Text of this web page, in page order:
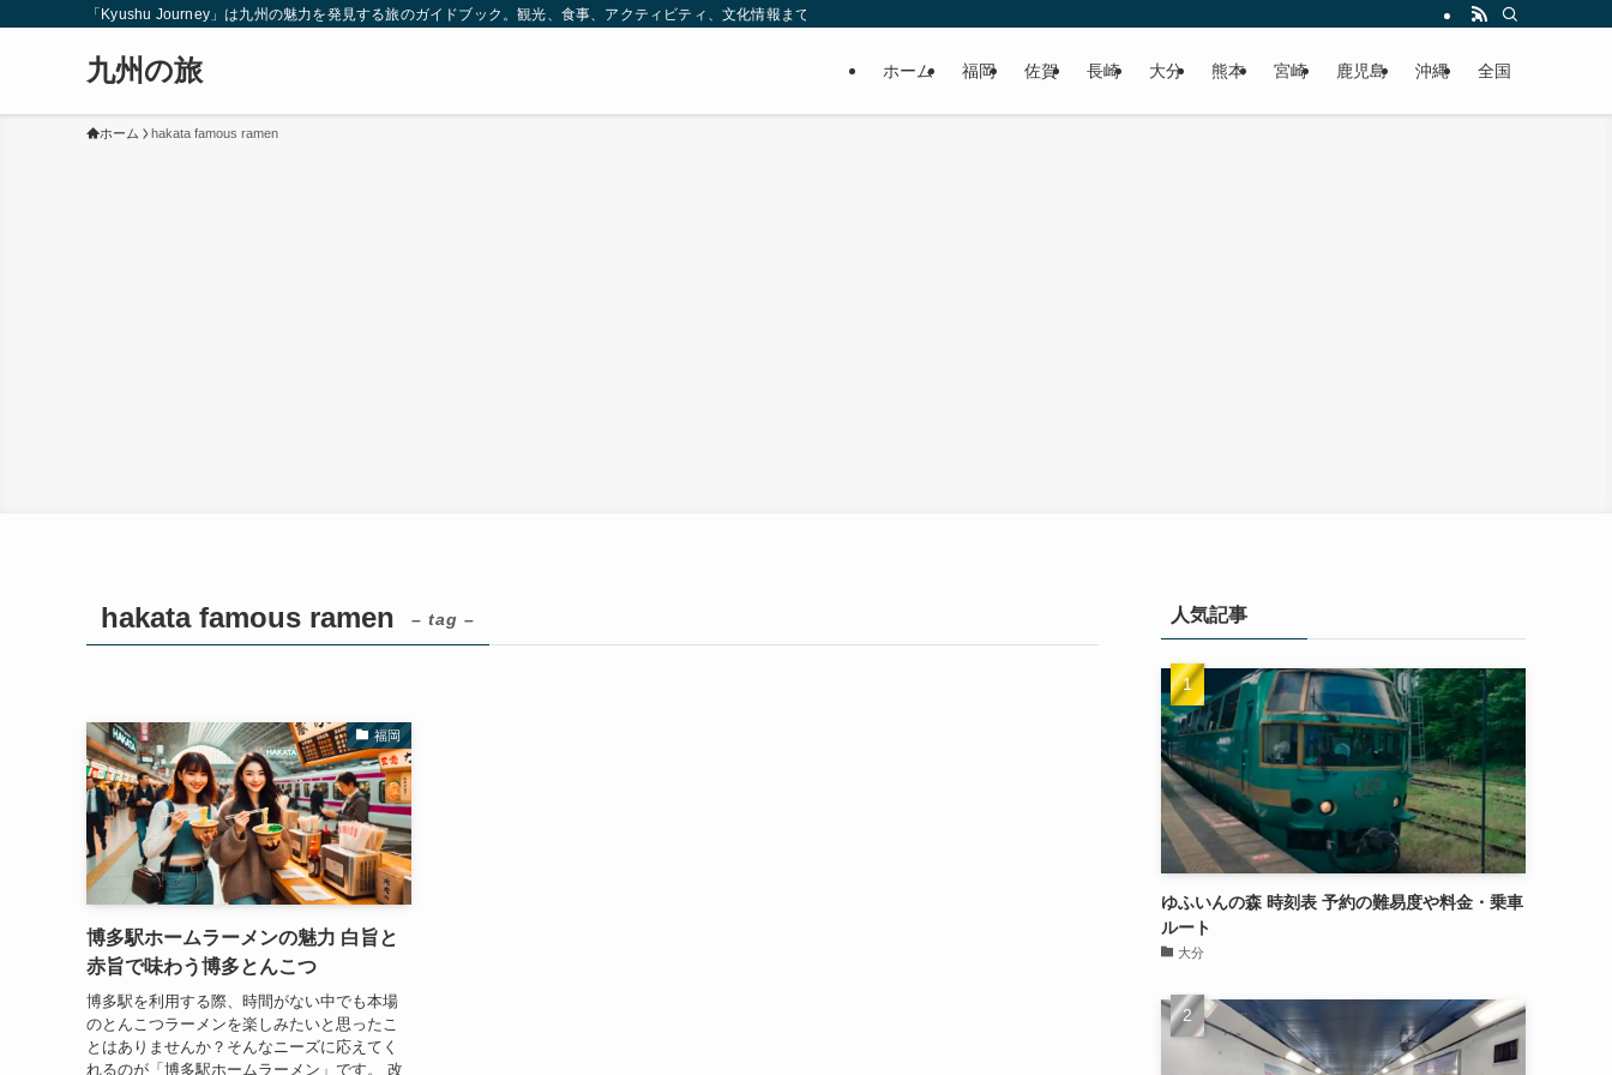
「Kyushu Journey」は九州の魅力を発見する旅のガイドブック。観光、食事、アクティビティ、文化情報まで、九州をもっと楽しむための情報をお届けします！
九州の旅 ホーム 福岡 佐賀 長崎 大分 熊本 宮崎 鹿児島 沖縄 全国
ホーム hakata famous ramen
hakata famous ramen – tag –
福岡
博多駅ホームラーメンの魅力 白旨と
赤旨で味わう博多とんこつ
博多駅を利用する際、時間がない中でも本場
のとんこつラーメンを楽しみたいと思ったこ
とはありませんか？そんなニーズに応えてく
れるのが「博多駅ホームラーメン」です。 改
人気記事
ゆふいんの森 時刻表 予約の難易度や料金・乗車
ルート
大分